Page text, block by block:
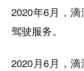
2020年6月，
驾驶服务。
2020月6月，